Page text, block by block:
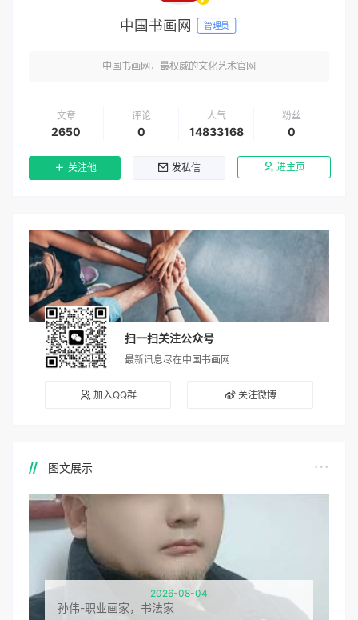
中国书画网 管理员
中国书画网，最权威的文化艺术官网
文章
2650
评论
0
人气
14833168
粉丝
0
关注他 发私信 进主页
扫一扫关注公众号
最新讯息尽在中国书画网
加入QQ群 关注微博
图文展示
2026-08-04
孙伟-职业画家，书法家